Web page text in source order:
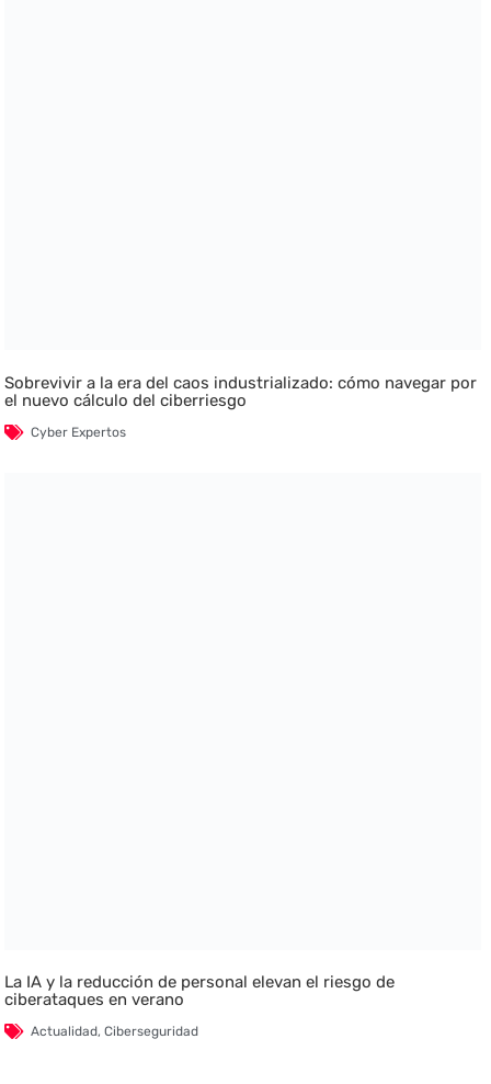
Sobrevivir a la era del caos industrializado: cómo navegar por
el nuevo cálculo del ciberriesgo
Cyber Expertos
La IA y la reducción de personal elevan el riesgo de
ciberataques en verano
Actualidad,Ciberseguridad